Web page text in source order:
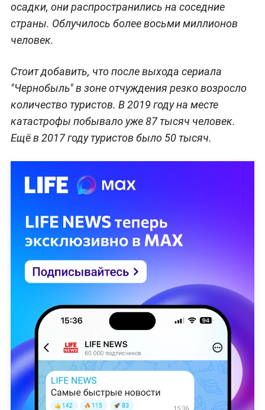
осадки, они распространились на соседние
страны. Облучилось более восьми миллионов
человек.
Стоит добавить, что после выхода сериала
"Чернобыль" в зоне отчуждения резко возросло
количество туристов. В 2019 году на месте
катастрофы побывало уже 87 тысяч человек.
Ещё в 2017 году туристов было 50 тысяч.